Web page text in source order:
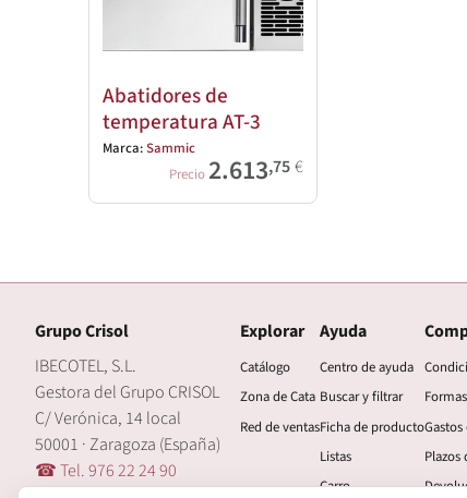
Abatidores de
temperatura AT-3
Marca:Sammic
Precio 2.613,75€
Grupo Crisol
IBECOTEL, S.L.
Gestora del Grupo CRISOL
C/ Verónica, 14 local
50001 · Zaragoza (España)
☎ Tel. 976 22 24 90
Explorar
Catálogo
Zona de Cata
Red de ventas
Ayuda
Centro de ayuda
Buscar y filtrar
Ficha de producto
Listas
Carro
Plazos